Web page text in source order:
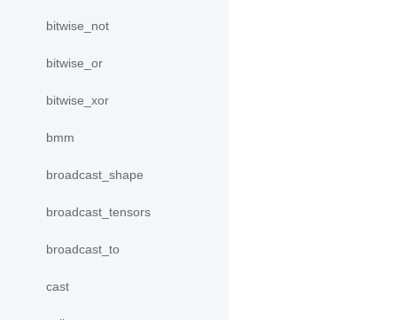
bitwise_not
bitwise_or
bitwise_xor
bmm
broadcast_shape
broadcast_tensors
broadcast_to
cast